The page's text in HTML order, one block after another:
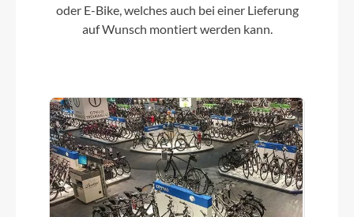
Motor
Kette
Shimano LG500
Rücklicht
oder E-Bike, welches auch bei einer Lieferung
auf Wunsch montiert werden kann.